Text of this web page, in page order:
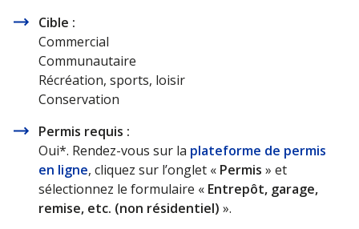
Cible :
Commercial
Communautaire
Récréation, sports, loisir
Conservation
Permis requis :
Oui*. Rendez-vous sur la plateforme de permis
en ligne, cliquez sur l’onglet « Permis » et
sélectionnez le formulaire « Entrepôt, garage,
remise, etc. (non résidentiel) ».